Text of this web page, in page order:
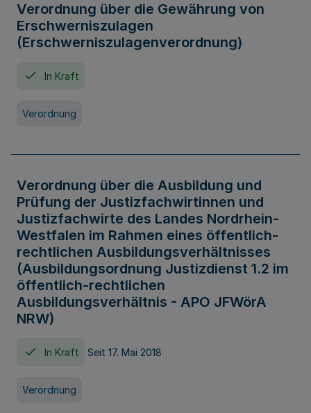
Verordnung über die Gewährung von
Erschwerniszulagen
(Erschwerniszulagenverordnung)
In Kraft
Verordnung
Verordnung über die Ausbildung und
Prüfung der Justizfachwirtinnen und
Justizfachwirte des Landes Nordrhein-
Westfalen im Rahmen eines öffentlich-
rechtlichen Ausbildungsverhältnisses
(Ausbildungsordnung Justizdienst 1.2 im
öffentlich-rechtlichen
Ausbildungsverhältnis - APO JFWörA
NRW)
In Kraft Seit 17. Mai 2018
Verordnung